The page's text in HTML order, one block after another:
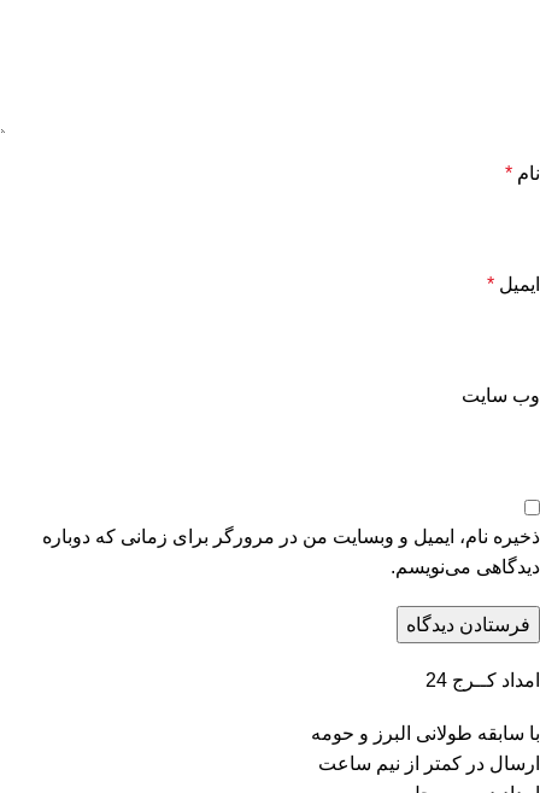
نام *
ایمیل *
وب‌ سایت
ذخیره نام، ایمیل و وبسایت من در مرورگر برای زمانی که دوباره
دیدگاهی می‌نویسم.
امداد کــرج 24
با سابقه طولانی البرز و حومه
ارسال در کمتر از نیم ساعت